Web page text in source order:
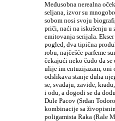
Međusobna nerealna
seljana, izvor su
sobom nosi svoju
priči, naći na iskušenju
emitovanja serijala.
pogled, dva tipična
robu, najčešće parfeme
čekajući neko čudo da
ulije im entuzijazam, oni
odslikava stanje duha
se, svađaju, zavide,
i odu, a dogodi se da
Dule Pacov (Srđan
kombinacije sa
poligamista Raka (Rale